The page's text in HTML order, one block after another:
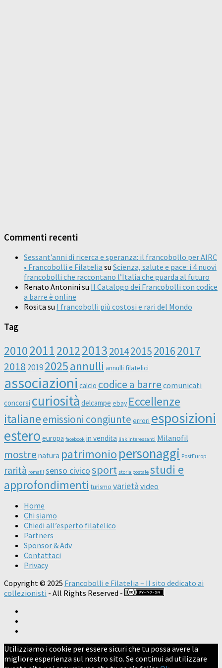
Commenti recenti
Sessant’anni di ricerca e speranza: il francobollo per AIRC
• Francobolli e Filatelia su Scienza, salute e pace: i 4 nuovi
francobolli che raccontano l’Italia che guarda al futuro
Renato Antonini su Il Catalogo dei Francobolli con codice
a barre è online
Rosita su I francobolli più costosi e rari del Mondo
Tag
20102011201220132014201520162017
2018 20192025annulli annulli filatelici
associazioni calcio codice a barre comunicati
concorsi curiosità delcampe ebay Eccellenze
italianeemissioni congiunte errori esposizioni
estero europa facebook in vendita link interessanti Milanofil
mostre natura patrimonio personaggi PostEurop
rarità romafil senso civicosport storia postale studi e
approfondimenti turismo varietà video
Home
Chi siamo
Chiedi all’esperto filatelico
Partners
Sponsor & Adv
Contattaci
Privacy
Copyright © 2025 Francobolli e Filatelia – Il sito dedicato ai
collezionisti - All Rights Reserved -
Utilizziamo i cookie per essere sicuri che tu possa avere la
migliore esperienza sul nostro sito. Se continui ad utilizzare